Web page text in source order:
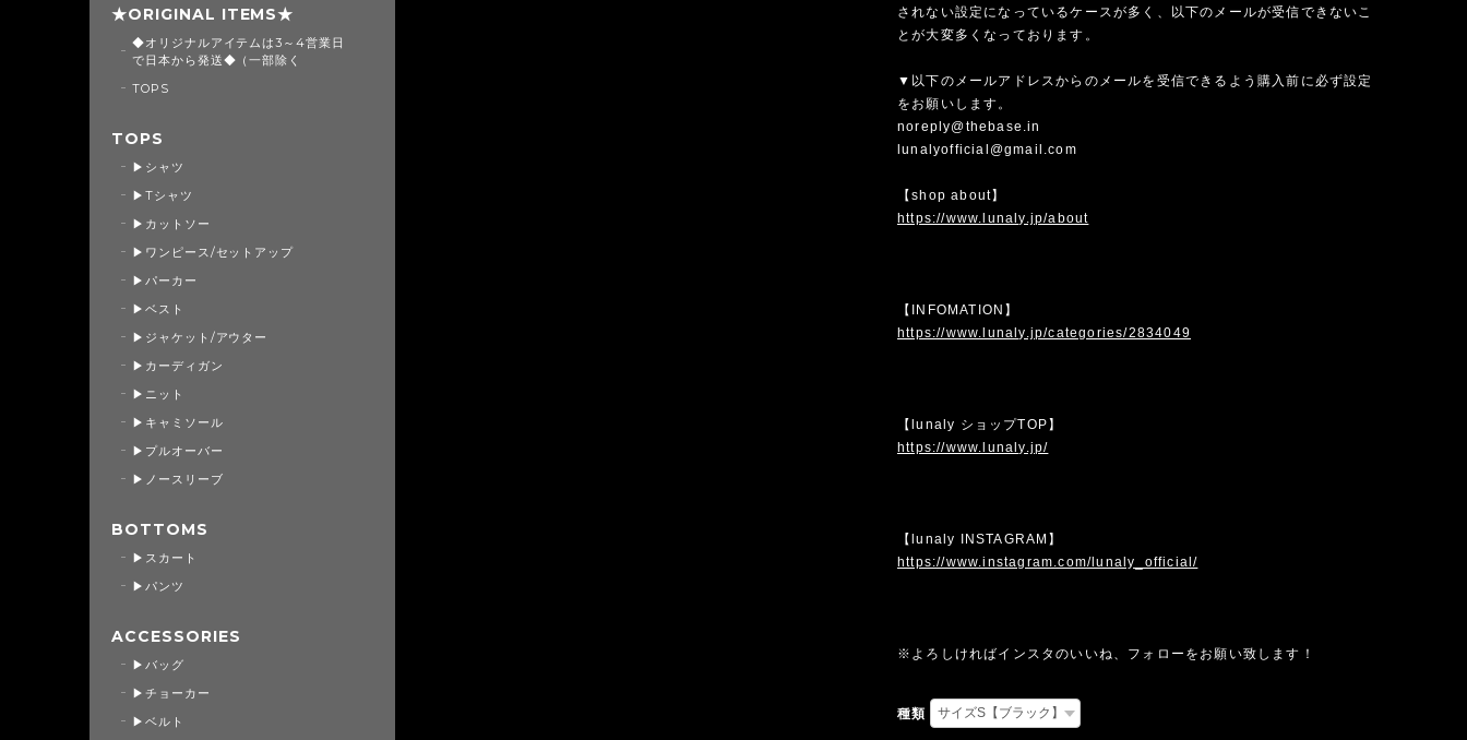
されない設定になっているケースが多く、以下のメールが受信できないこ
とが大変多くなっております。
▼以下のメールアドレスからのメールを受信できるよう購入前に必ず設定
をお願いします。
noreply@thebase.in
lunalyofficial@gmail.com
【shop about】
https://www.lunaly.jp/about
【INFOMATION】
https://www.lunaly.jp/categories/2834049
【lunaly ショップTOP】
https://www.lunaly.jp/
【lunaly INSTAGRAM】
https://www.instagram.com/lunaly_official/
※よろしければインスタのいいね、フォローをお願い致します！
種類
★ORIGINAL ITEMS★
◆オリジナルアイテムは3～4営業日
で日本から発送◆（一部除く
TOPS
TOPS
▶シャツ
▶Tシャツ
▶カットソー
▶ワンピース/セットアップ
▶パーカー
▶ベスト
▶ジャケット/アウター
▶カーディガン
▶ニット
▶キャミソール
▶プルオーバー
▶ノースリーブ
BOTTOMS
▶スカート
▶パンツ
ACCESSORIES
▶バッグ
▶チョーカー
▶ベルト